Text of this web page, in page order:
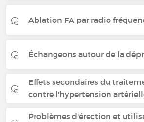
Ablation FA par radio
Échangeons autour de la
Effets secondaires du
contre l'hypertension
Problèmes d'érection et